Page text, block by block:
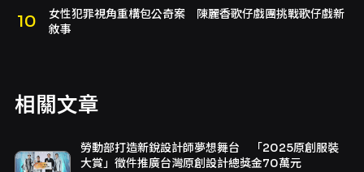
女性犯罪視角重構包公奇案 陳麗香歌仔戲團挑戰歌仔戲新
敘事
相關文章
勞動部打造新銳設計師夢想舞台 「2025原創服裝
大賞」徵件推廣台灣原創設計總獎金70萬元